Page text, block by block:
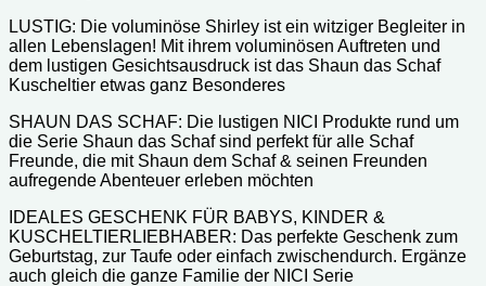
LUSTIG: Die voluminöse Shirley ist ein witziger Begleiter in
allen Lebenslagen! Mit ihrem voluminösen Auftreten und
dem lustigen Gesichtsausdruck ist das Shaun das Schaf
Kuscheltier etwas ganz Besonderes
SHAUN DAS SCHAF: Die lustigen NICI Produkte rund um
die Serie Shaun das Schaf sind perfekt für alle Schaf
Freunde, die mit Shaun dem Schaf & seinen Freunden
aufregende Abenteuer erleben möchten
IDEALES GESCHENK FÜR BABYS, KINDER &
KUSCHELTIERLIEBHABER: Das perfekte Geschenk zum
Geburtstag, zur Taufe oder einfach zwischendurch. Ergänze
auch gleich die ganze Familie der NICI Serie